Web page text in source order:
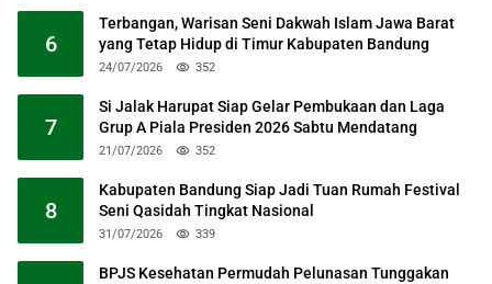
6
Terbangan, Warisan Seni Dakwah Islam Jawa Barat
yang Tetap Hidup di Timur Kabupaten Bandung
24/07/2026 352
7
Si Jalak Harupat Siap Gelar Pembukaan dan Laga
Grup A Piala Presiden 2026 Sabtu Mendatang
21/07/2026 352
8
Kabupaten Bandung Siap Jadi Tuan Rumah Festival
Seni Qasidah Tingkat Nasional
31/07/2026 339
BPJS Kesehatan Permudah Pelunasan Tunggakan